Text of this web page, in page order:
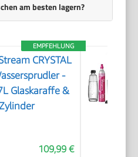
am besten lagern?
EMPFEHLUNG
CRYSTAL
-
Glaskaraffe &
109,99 €